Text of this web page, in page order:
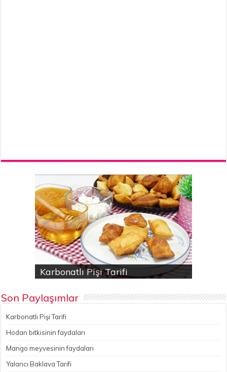
Karbonatlı Pişi Tarifi
Hodan bitkisinin faydaları
Yalancı Baklava Tarifi
Gökçesu Pilavı Tarifi
Nohutlu kereviz yemeği
Son Paylaşımlar
Karbonatlı Pişi Tarifi
Hodan bitkisinin faydaları
Mango meyvesinin faydaları
Yalancı Baklava Tarifi